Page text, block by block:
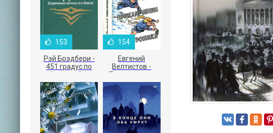
153
Рэй Брэдбери -
451 градус по
Фаренгейту
154
Евгений
Велтистов -
Приключения
Электроника